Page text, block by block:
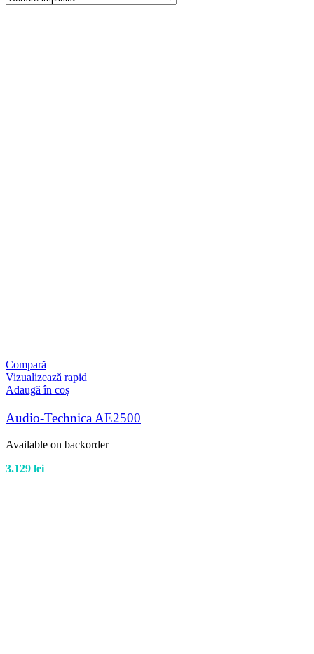
Compară
Vizualizează rapid
Adaugă în coș
Audio-Technica AE2500
Available on backorder
3.129 lei